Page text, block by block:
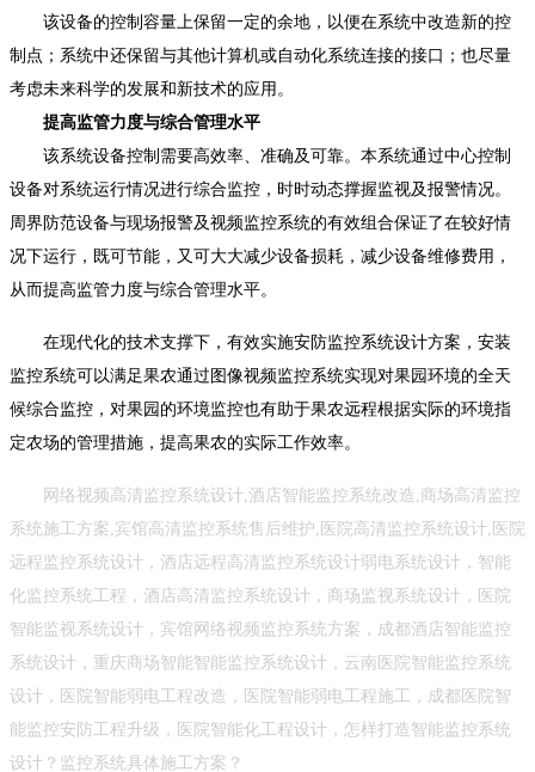
该设备的控制容量上保留一定的余地，以便在系统中改造新的控
制点；系统中还保留与其他计算机或自动化系统连接的接口；也尽量
考虑未来科学的发展和新技术的应用。
提高监管力度与综合管理水平
该系统设备控制需要高效率、准确及可靠。本系统通过中心控制
设备对系统运行情况进行综合监控，时时动态撑握监视及报警情况。
周界防范设备与现场报警及视频监控系统的有效组合保证了在较好情
况下运行，既可节能，又可大大减少设备损耗，减少设备维修费用，
从而提高监管力度与综合管理水平。
在现代化的技术支撑下，有效实施安防监控系统设计方案，安装
监控系统可以满足果农通过图像视频监控系统实现对果园环境的全天
候综合监控，对果园的环境监控也有助于果农远程根据实际的环境指
定农场的管理措施，提高果农的实际工作效率。
网络视频高清监控系统设计,酒店智能监控系统改造,商场高清监控
系统施工方案,宾馆高清监控系统售后维护,医院高清监控系统设计,医院
远程监控系统设计，酒店远程高清监控系统设计弱电系统设计，智能
化监控系统工程，酒店高清监控系统设计，商场监视系统设计，医院
智能监视系统设计，宾馆网络视频监控系统方案，成都酒店智能监控
系统设计，重庆商场智能智能监控系统设计，云南医院智能监控系统
设计，医院智能弱电工程改造，医院智能弱电工程施工，成都医院智
能监控安防工程升级，医院智能化工程设计，怎样打造智能监控系统
设计？监控系统具体施工方案？